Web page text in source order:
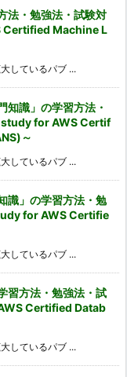
法・勉強法・試験対
Certified Machine L
しているパブ ...
知識」の学習方法・
study for AWS Certif
～
しているパブ ...
識」の学習方法・勉
for AWS Certifie
しているパブ ...
習方法・勉強法・試
Certified Datab
しているパブ ...